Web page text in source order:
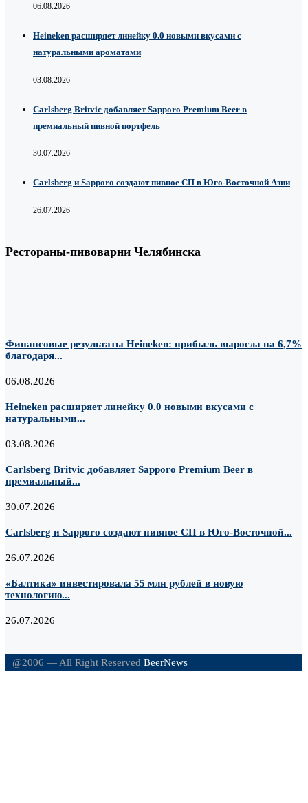
06.08.2026
Heineken расширяет линейку 0.0 новыми вкусами с
натуральными ароматами
03.08.2026
Carlsberg Britvic добавляет Sapporo Premium Beer в
премиальный пивной портфель
30.07.2026
Carlsberg и Sapporo создают пивное СП в Юго-Восточной Азии
26.07.2026
Рестораны-пивоварни Челябинска
Финансовые результаты Heineken: прибыль выросла на 6,7%
благодаря...
06.08.2026
Heineken расширяет линейку 0.0 новыми вкусами с
натуральными...
03.08.2026
Carlsberg Britvic добавляет Sapporo Premium Beer в
премиальный...
30.07.2026
Carlsberg и Sapporo создают пивное СП в Юго-Восточной...
26.07.2026
«Балтика» инвестировала 55 млн рублей в новую
технологию...
26.07.2026
@2006 — All Right Reserved BeerNews